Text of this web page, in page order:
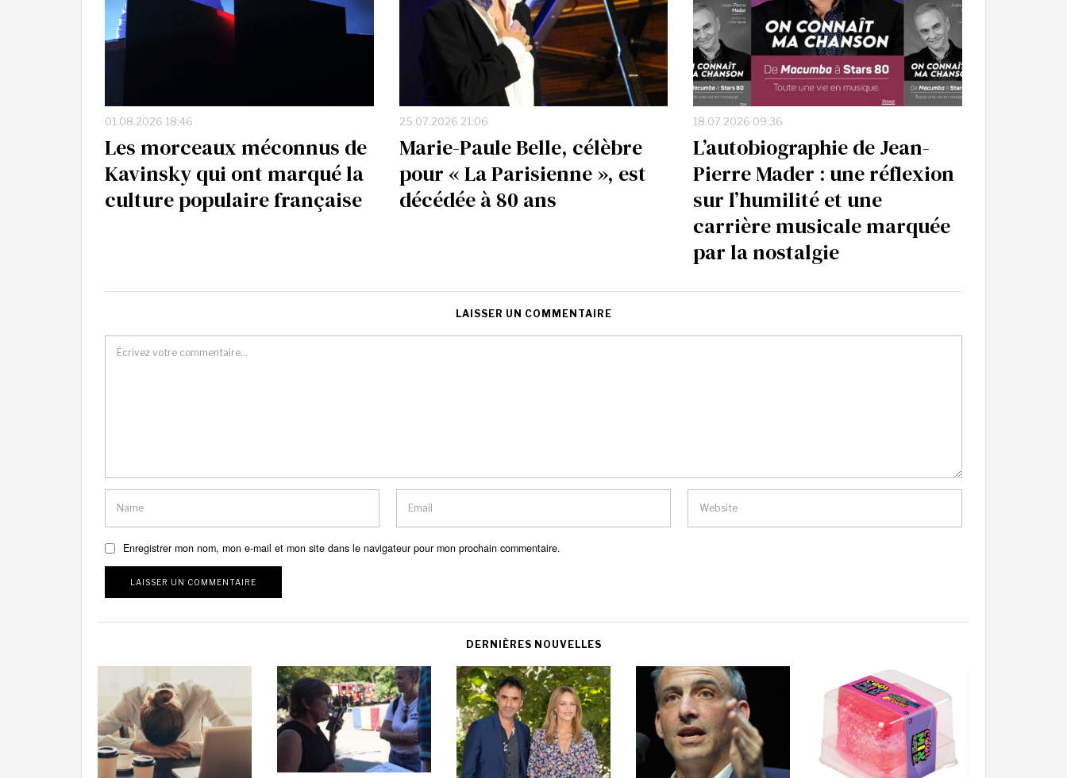
01.08.2026 18:46
Les morceaux méconnus de
Kavinsky qui ont marqué la
culture populaire française
25.07.2026 21:06
Marie-Paule Belle, célèbre
pour « La Parisienne », est
décédée à 80 ans
18.07.2026 09:36
L’autobiographie de Jean-
Pierre Mader : une réflexion
sur l’humilité et une
carrière musicale marquée
par la nostalgie
LAISSER UN COMMENTAIRE
Enregistrer mon nom, mon e-mail et mon site dans le navigateur pour mon prochain commentaire.
DERNIÈRES NOUVELLES